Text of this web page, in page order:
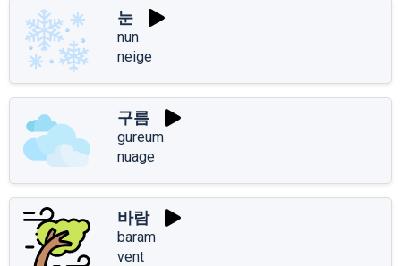
눈
nun
neige
구름
gureum
nuage
바람
baram
vent